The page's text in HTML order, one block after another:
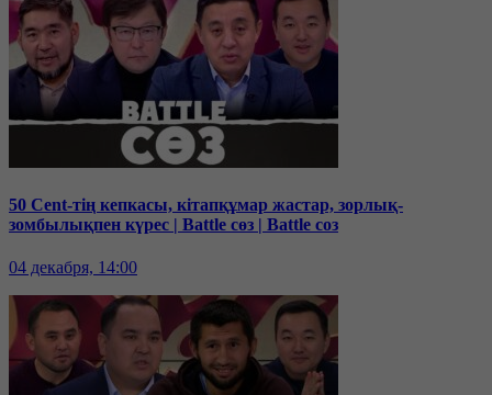
50 Cent-тің кепкасы, кітапқұмар жастар, зорлық-
зомбылықпен күрес | Battle сөз | Battle соз
04 декабря, 14:00